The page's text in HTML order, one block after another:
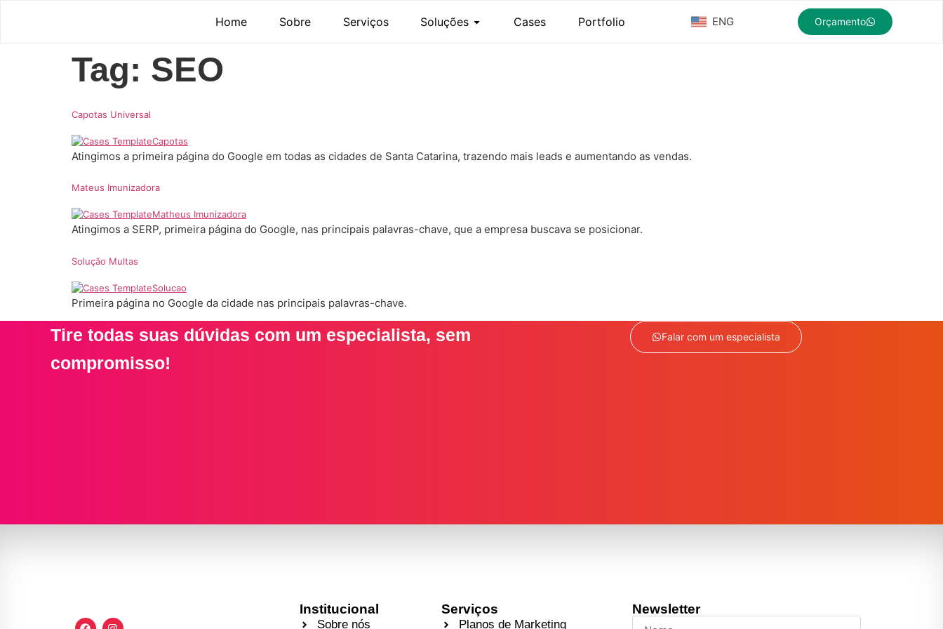
Home Sobre Serviços Soluções Cases Portfolio ENG Orçamento
Tag: SEO
Capotas Universal
Atingimos a primeira página do Google em todas as cidades de Santa Catarina, trazendo mais leads e aumentando as vendas.
Mateus Imunizadora
Atingimos a SERP, primeira página do Google, nas principais palavras-chave, que a empresa buscava se posicionar.
Solução Multas
Primeira página no Google da cidade nas principais palavras-chave.
Tire todas suas dúvidas com um especialista, sem
compromisso!
Falar com um especialista
Institucional
Sobre nós
Serviços
Planos de Marketing
Newsletter